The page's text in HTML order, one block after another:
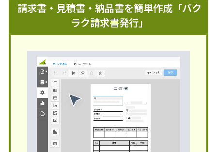
請求書・見積書・納品書を簡単作成「バク
ラク請求書発行」